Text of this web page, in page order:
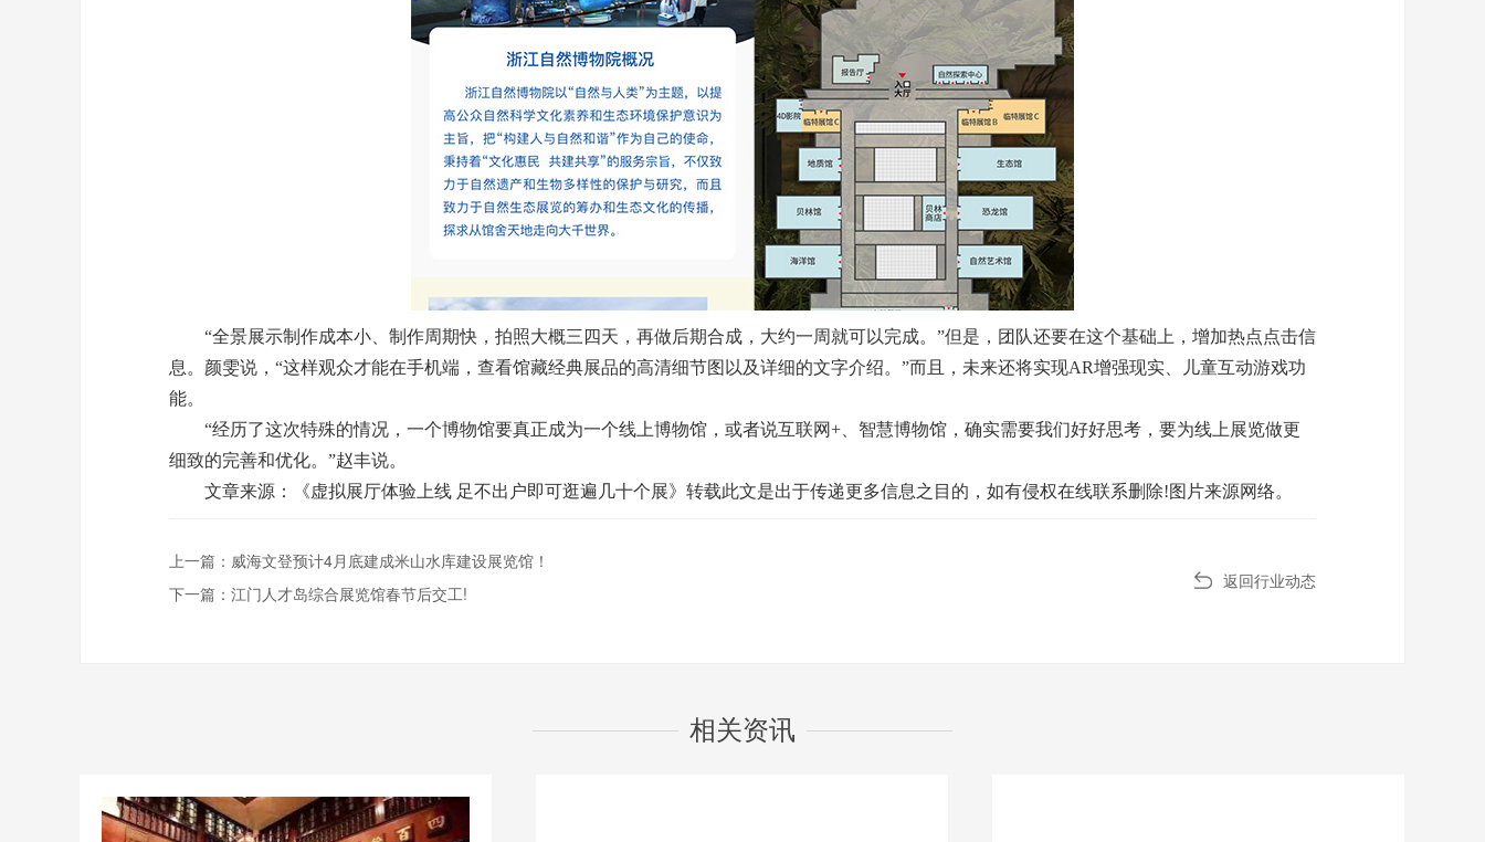
“全景展示制作成本小、制作周期快，拍照大概三四天，再做后期合成，大约一周就可以完成。”但是，团队还要在这个基础上，增加热点点击信
息。颜雯说，“这样观众才能在手机端，查看馆藏经典展品的高清细节图以及详细的文字介绍。”而且，未来还将实现AR增强现实、儿童互动游戏功
能。
“经历了这次特殊的情况，一个博物馆要真正成为一个线上博物馆，或者说互联网+、智慧博物馆，确实需要我们好好思考，要为线上展览做更
细致的完善和优化。”赵丰说。
文章来源：《虚拟展厅体验上线 足不出户即可逛遍几十个展》转载此文是出于传递更多信息之目的，如有侵权在线联系删除!图片来源网络。
上一篇： 威海文登预计4月底建成米山水库建设展览馆！
下一篇： 江门人才岛综合展览馆春节后交工!
返回行业动态
相关资讯